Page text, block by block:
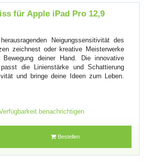
für Apple iPad Pro 12,9
Neigungssensitivität des
zeichnest oder kreative Meisterwerke
deiner Hand. Die innovative
die Linienstärke und Schattierung
und bringe deine Ideen zum Leben.
benachrichtigen
Bestellen